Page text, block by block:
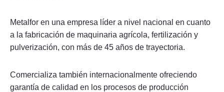
Metalfor en una empresa líder a nivel nacional en cuanto
a la fabricación de maquinaria agrícola, fertilización y
pulverización, con más de 45 años de trayectoria.
Comercializa también internacionalmente ofreciendo
garantía de calidad en los procesos de producción